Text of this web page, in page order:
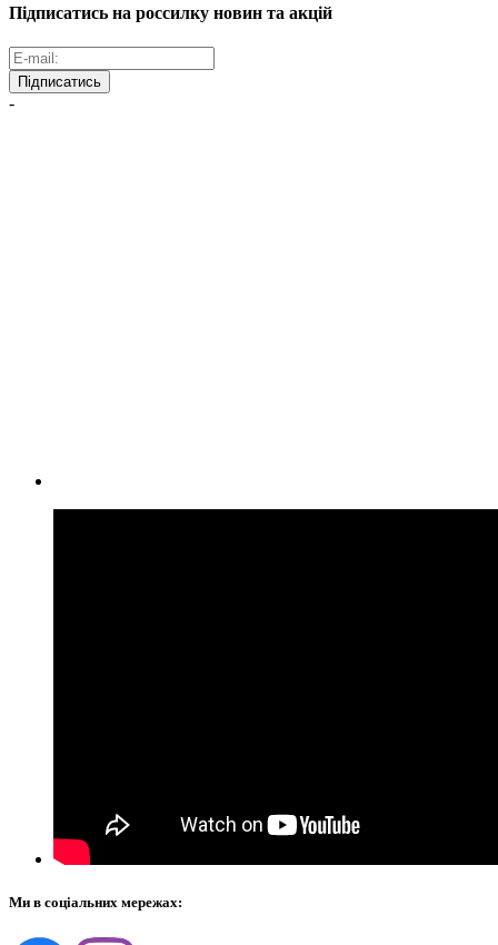
Підписатись на россилку новин та акцій
Підписатись
-
Ми в соціальних мережах: